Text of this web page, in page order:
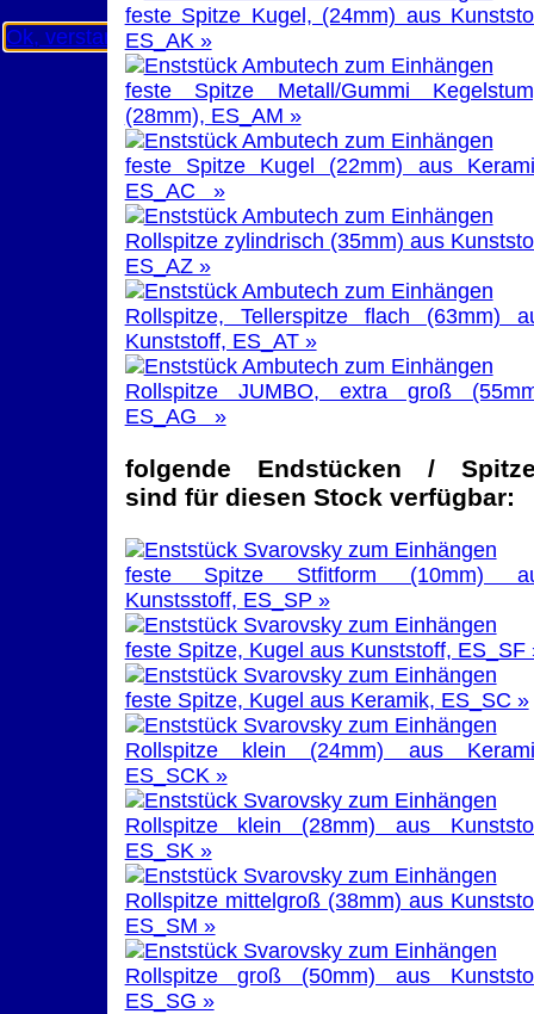
feste Spitze Kugel, (24mm) aus
ES_AK »
feste Spitze Metall/Gummi
(28mm), ES_AM »
feste Spitze Kugel (22mm) aus
ES_AC »
Rollspitze zylindrisch (35mm) aus
ES_AZ »
Rollspitze, Tellerspitze flach (63mm)
Kunststoff, ES_AT »
Rollspitze JUMBO, extra groß
ES_AG »
folgende Endstücken /
sind für diesen Stock verfügbar:
feste Spitze Stfitform (10mm)
Kunstsstoff, ES_SP »
feste Spitze, Kugel aus Kunststoff, ES_SF
feste Spitze, Kugel aus Keramik, ES_SC »
Rollspitze klein (24mm) aus
ES_SCK »
Rollspitze klein (28mm) aus
ES_SK »
Rollspitze mittelgroß (38mm) aus
ES_SM »
Rollspitze groß (50mm) aus
ES_SG »
Ok, verstanden Mehr Infos